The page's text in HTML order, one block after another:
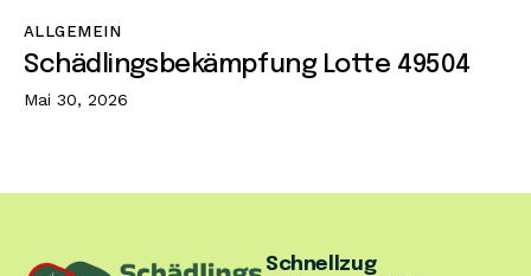
ALLGEMEIN
Schädlingsbekämpfung Lotte 49504
Mai 30, 2026
Schnellzug